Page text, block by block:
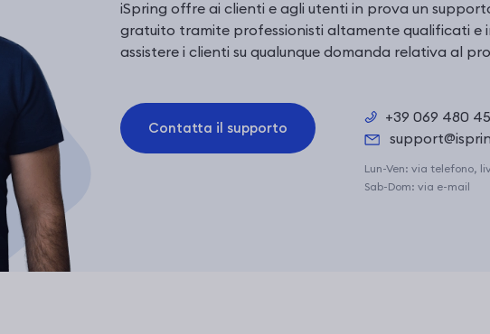
iSpring offre ai clienti e agli utenti in prova un
gratuito tramite professionisti altamente qualificati e
assistere i clienti su qualunque domanda relativa al
Contatta il supporto
+39 069 480
Lun-Ven: via telefono,
Sab-Dom: via e-mail